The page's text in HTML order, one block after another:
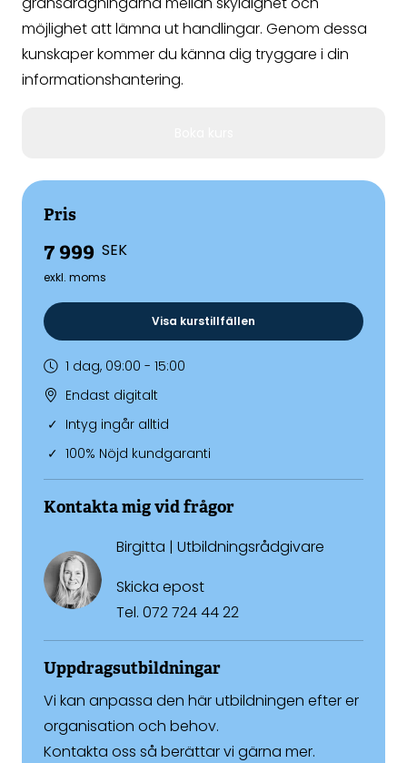
möjlighet att lämna ut handlingar. Genom dessa
kunskaper kommer du känna dig tryggare i din
informationshantering.
Pris
7 999 SEK
exkl. moms
Visa kurstillfällen
1 dag, 09:00 - 15:00
Endast digitalt
Intyg ingår alltid
100% Nöjd kundgaranti
Kontakta mig vid frågor
Birgitta | Utbildningsrådgivare
Skicka epost
Tel. 072 724 44 22
Uppdragsutbildningar
Vi kan anpassa den här utbildningen efter er
organisation och behov.
Kontakta oss så berättar vi gärna mer.